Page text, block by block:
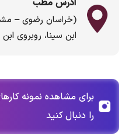
آدرس مطب
(خراسان رضوی –
ابن سینا، روبروی ابن سینا 16، ساختمان
برای مشاهده نمونه
را دنبال کنید